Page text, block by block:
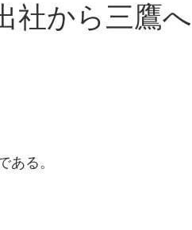
社から三鷹へ
ある。